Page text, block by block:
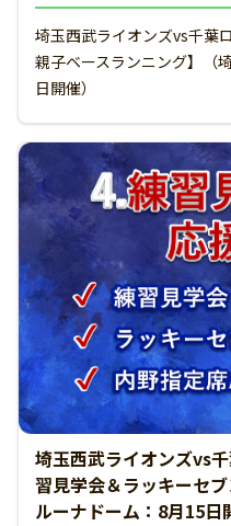
埼玉西武ライオンズvs千葉
親子ベースランニング】（
日開催）
埼玉西武ライオンズvs
習見学会＆ラッキーセ
ルーナドーム：8月15日